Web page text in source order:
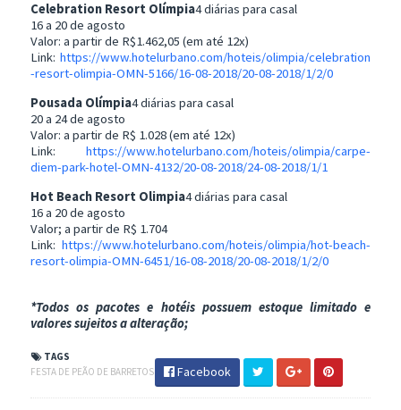
Celebration Resort Olímpia4 diárias para casal
16 a 20 de agosto
Valor: a partir de R$1.462,05 (em até 12x)
Link: https://www.hotelurbano.com/hoteis/olimpia/celebration
-resort-olimpia-OMN-5166/16-08-2018/20-08-2018/1/2/0
Pousada Olímpia4 diárias para casal
20 a 24 de agosto
Valor: a partir de R$ 1.028 (em até 12x)
Link: https://www.hotelurbano.com/hoteis/olimpia/carpe-
diem-park-hotel-OMN-4132/20-08-2018/24-08-2018/1/1
Hot Beach Resort Olimpia4 diárias para casal
16 a 20 de agosto
Valor; a partir de R$ 1.704
Link: https://www.hotelurbano.com/hoteis/olimpia/hot-beach-
resort-olimpia-OMN-6451/16-08-2018/20-08-2018/1/2/0
*Todos ospacotes e hotéis possuem estoque limitado e
valores sujeitos a alteração;
TAGS
FESTA DE PEÃO DE BARRETOS
Facebook